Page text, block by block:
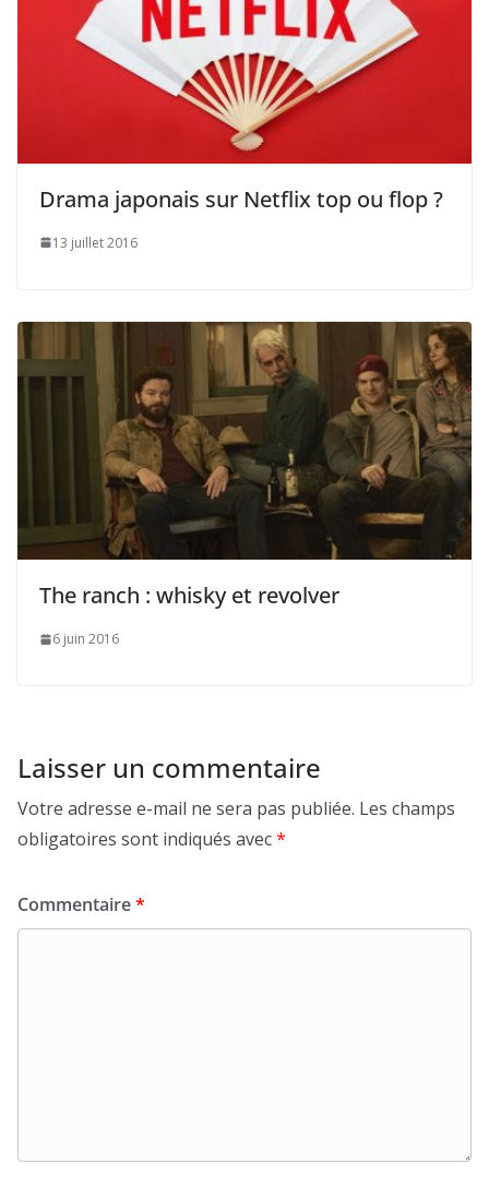
Drama japonais sur Netflix top ou flop ?
13 juillet 2016
The ranch : whisky et revolver
6 juin 2016
Laisser un commentaire
Votre adresse e-mail ne sera pas publiée. Les champs
obligatoires sont indiqués avec*
Commentaire*